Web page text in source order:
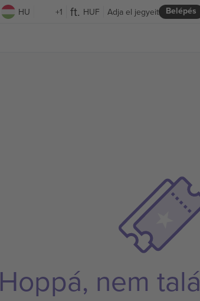
HU +1 HUF Belépés
Adja el jegyeit
Hoppá, nem